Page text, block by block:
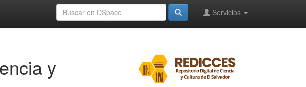
Servicios
y